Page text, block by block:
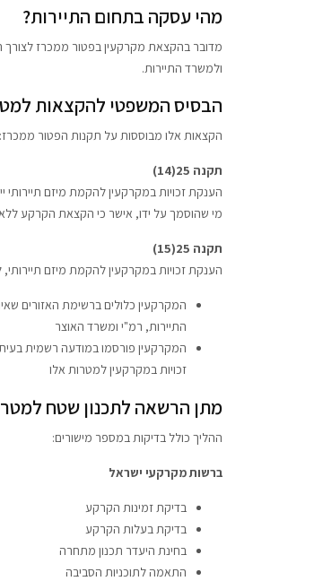
מהי עסקה בתחום התיירות?
מדובר בהקצאת מקרקעין בפטור ממכרז
ולמשרד התיירות.
הבסיס המשפטי להקצאות
הקצאות אלו מבוססות על תקנות הפטור ממכרז:
תקנה 25(14)
הענקת זכויות במקרקעין להקמת מיזם תיירותי
מי שהוסמך על ידו, אישר כי הקצאת הקרקע
תקנה 25(15)
הענקת זכויות במקרקעין להקמת מיזם
המקרקעין כלולים ברשימת האזורים
התיירות, רמ"י ומשרד האוצר
המקרקעין פורסמו במודעה רשמית
זכויות במקרקעין למטרות אלו
מתן הרשאה לתכנון שטח
ההליך כולל בדיקות במספר מישורים:
ברשות מקרקעי ישראל
בדיקת זמינות הקרקע
בדיקת בעלות הקרקע
בחינת היעדר תכנון מתחרה
התאמה לתוכניות הסביבה